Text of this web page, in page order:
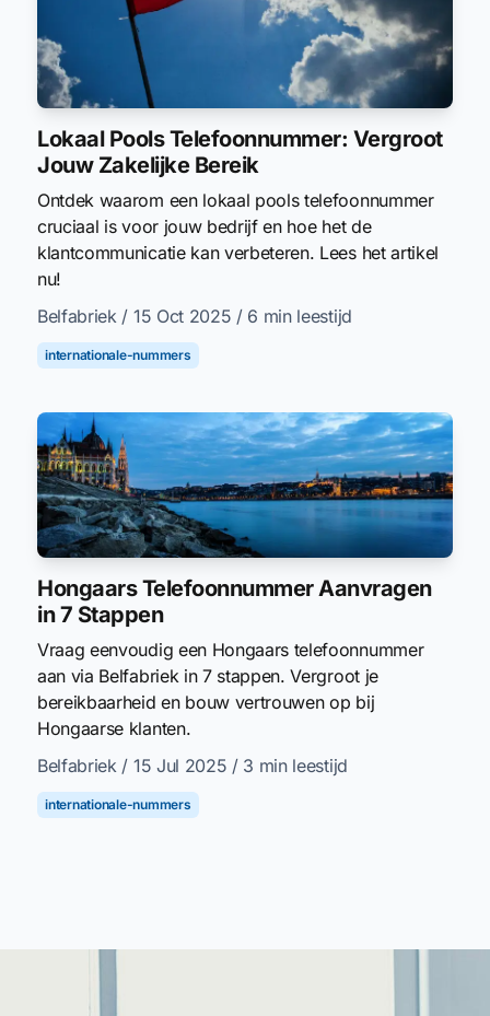
Lokaal Pools Telefoonnummer: Vergroot
Jouw Zakelijke Bereik
Ontdek waarom een lokaal pools telefoonnummer
cruciaal is voor jouw bedrijf en hoe het de
klantcommunicatie kan verbeteren. Lees het artikel
nu!
Belfabriek / 15 Oct 2025 / 6 min leestijd
internationale-nummers
Hongaars Telefoonnummer Aanvragen
in 7 Stappen
Vraag eenvoudig een Hongaars telefoonnummer
aan via Belfabriek in 7 stappen. Vergroot je
bereikbaarheid en bouw vertrouwen op bij
Hongaarse klanten.
Belfabriek / 15 Jul 2025 / 3 min leestijd
internationale-nummers